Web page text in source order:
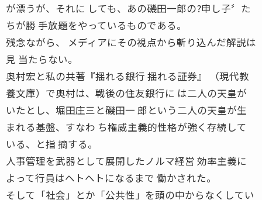
が漂うが、それに しても、あの磯田一郎の?申し子〞た
ちが勝 手放題をやっているものである。
残念ながら、 メディアにその視点から斬り込んだ解説は
見 当たらない。
奥村宏と私の共著『揺れる銀行 揺れる証券』 （現代教
養文庫）で奥村は、戦後の住友銀行に は二人の天皇が
いたとし、堀田庄三と磯田一 郎という二人の天皇が生
まれる基盤、すなわ ち権威主義的性格が強く存続して
いる、と指 摘する。
人事管理を武器として展開したノルマ経営 効率主義に
よって行員はヘトヘトになるまで 働かされた。
そして「社会」とか「公共性」を頭の中からなくしてい